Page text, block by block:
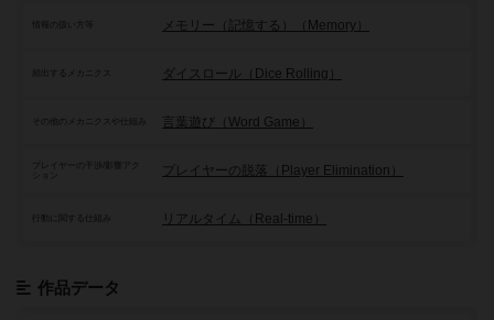
メモリー（記憶する）（Memory）
頻出するメカニクス ダイスロール（Dice Rolling）
その他のメカニクスや仕組み 言葉遊び（Word Game）
プレイヤーの干渉/影響アク
プレイヤーの脱落（Player Elimination）
行動に関する仕組み リアルタイム（Real-time）
作品データ